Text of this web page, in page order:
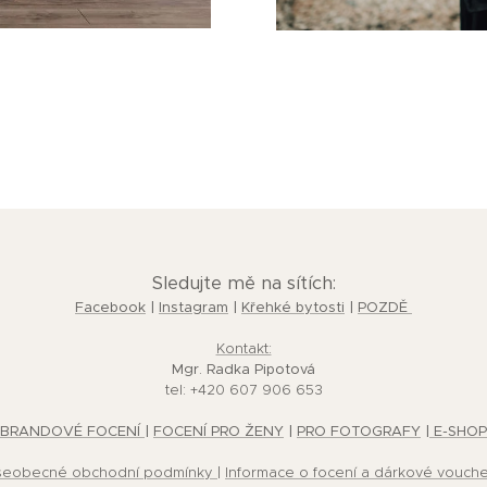
Sledujte mě na sítích:
Facebook | Instagram | Křehké bytosti | POZDĚ
Kontakt:
Mgr. Radka Pipotová
tel: +420 607 906 653
BRANDOVÉ FOCENÍ | FOCENÍ PRO ŽENY | PRO FOTOGRAFY | E-SHOP
obchodní podmínky | Informace o focení a dárkové